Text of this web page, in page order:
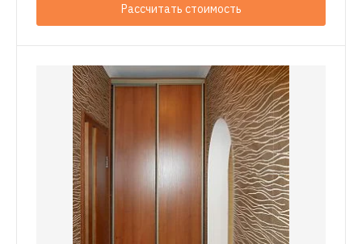
Рассчитать стоимость